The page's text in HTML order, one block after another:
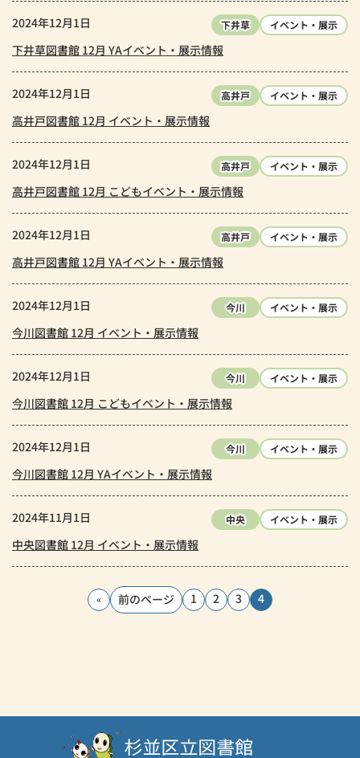
2024年12月1日 下井草 イベント・展示
下井草図書館 12月 YAイベント・展示情報
2024年12月1日 高井戸 イベント・展示
高井戸図書館 12月 イベント・展示情報
2024年12月1日 高井戸 イベント・展示
高井戸図書館 12月 こどもイベント・展示情報
2024年12月1日 高井戸 イベント・展示
高井戸図書館 12月 YAイベント・展示情報
2024年12月1日 今川 イベント・展示
今川図書館 12月 イベント・展示情報
2024年12月1日 今川 イベント・展示
今川図書館 12月 こどもイベント・展示情報
2024年12月1日 今川 イベント・展示
今川図書館 12月 YAイベント・展示情報
2024年11月1日 中央 イベント・展示
中央図書館 12月 イベント・展示情報
« 前のページ 1 2 3 4